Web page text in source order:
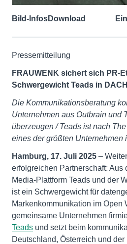
Bild-InfosDownload
Pressemitteilung
FRAUWENK sichert sich PR-
Schwergewicht Teads in DACH
Die Kommunikationsberatung
Unternehmen aus Outbrain und
überzeugen /Teads ist nach
eines der größten Unternehmen
Hamburg, 17. Juli 2025 –
erfolgreichen Partnerschaft: Aus
Media-Plattform Teads und der
ist ein Schwergewicht für
Markenkommunikation im Open
gemeinsame Unternehmen
Teads und setzt beim
Deutschland, Österreich und